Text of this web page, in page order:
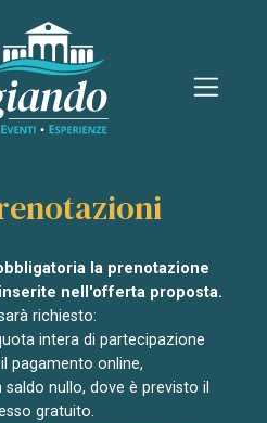
la prenotazione
nell'offerta proposta.
richiesto:
intera di partecipazione
pagamento online,
nullo, dove è previsto il
gratuito.